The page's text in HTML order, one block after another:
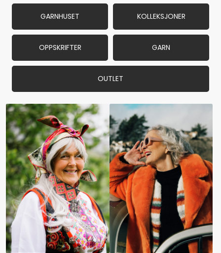
GARNHUSET KOLLEKSJONER
OPPSKRIFTER GARN
OUTLET